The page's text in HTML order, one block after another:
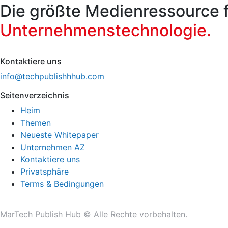
Die größte Medienressource
Unternehmenstechnologie.
Kontaktiere uns
info@techpublishhhub.com
Seitenverzeichnis
Heim
Themen
Neueste Whitepaper
Unternehmen AZ
Kontaktiere uns
Privatsphäre
Terms & Bedingungen
MarTech Publish Hub © Alle Rechte vorbehalten.